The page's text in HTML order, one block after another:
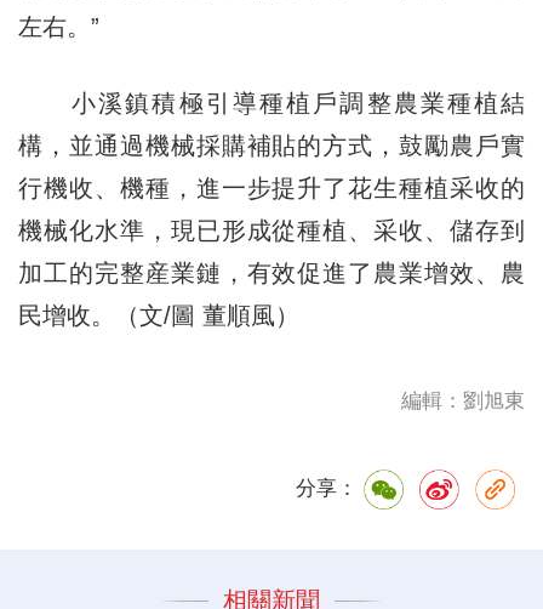
左右。”
小溪鎮積極引導種植戶調整農業種植結
構，並通過機械採購補貼的方式，鼓勵農戶實
行機收、機種，進一步提升了花生種植采收的
機械化水準，現已形成從種植、采收、儲存到
加工的完整産業鏈，有效促進了農業增效、農
民增收。（文/圖 董順風）
編輯：劉旭東
分享：
相關新聞